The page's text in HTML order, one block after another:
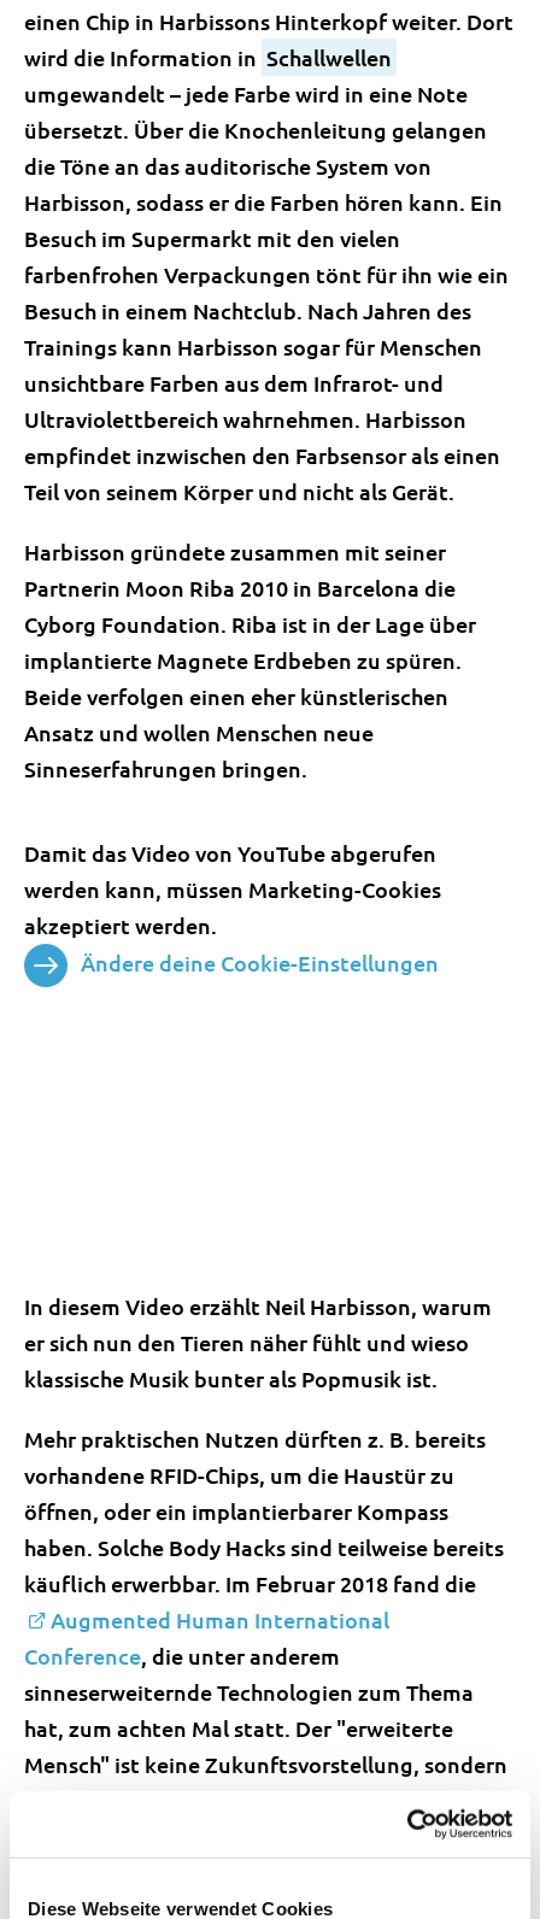
Diese Webseite verwendet Cookies
einen Chip in Harbissons Hinterkopf weiter. Dort
wird die Information in Schallwellen
umgewandelt – jede Farbe wird in eine Note
übersetzt. Über die Knochenleitung gelangen
die Töne an das auditorische System von
Harbisson, sodass er die Farben hören kann. Ein
Besuch im Supermarkt mit den vielen
farbenfrohen Verpackungen tönt für ihn wie ein
Besuch in einem Nachtclub. Nach Jahren des
Trainings kann Harbisson sogar für Menschen
unsichtbare Farben aus dem Infrarot- und
Ultraviolettbereich wahrnehmen. Harbisson
empfindet inzwischen den Farbsensor als einen
Teil von seinem Körper und nicht als Gerät.
Harbisson gründete zusammen mit seiner
Partnerin Moon Riba 2010 in Barcelona die
Cyborg Foundation. Riba ist in der Lage über
implantierte Magnete Erdbeben zu spüren.
Beide verfolgen einen eher künstlerischen
Ansatz und wollen Menschen neue
Sinneserfahrungen bringen.
Damit das Video von YouTube abgerufen
werden kann, müssen Marketing-Cookies
akzeptiert werden.
Ändere deine Cookie-Einstellungen
In diesem Video erzählt Neil Harbisson, warum
er sich nun den Tieren näher fühlt und wieso
klassische Musik bunter als Popmusik ist.
Mehr praktischen Nutzen dürften z. B. bereits
vorhandene RFID-Chips, um die Haustür zu
öffnen, oder ein implantierbarer Kompass
haben. Solche Body Hacks sind teilweise bereits
käuflich erwerbbar. Im Februar 2018 fand die
Augmented Human International
Conference , die unter anderem
sinneserweiternde Technologien zum Thema
hat, zum achten Mal statt. Der "erweiterte
Mensch" ist keine Zukunftsvorstellung, sondern
Technoscope ist das Technikmagazin der SATW für Jugendliche